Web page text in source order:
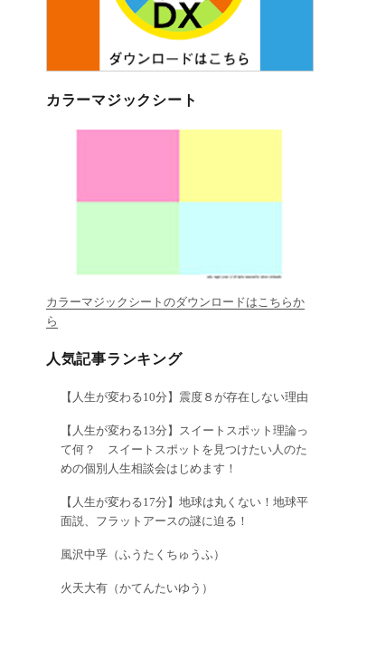
カラーマジックシート
カラーマジックシートのダウンロードはこちらか
ら
人気記事ランキング
【人生が変わる10分】震度８が存在しない理由
【人生が変わる13分】スイートスポット理論っ
て何？ スイートスポットを見つけたい人のた
めの個別人生相談会はじめます！
【人生が変わる17分】地球は丸くない！地球平
面説、フラットアースの謎に迫る！
風沢中孚（ふうたくちゅうふ）
火天大有（かてんたいゆう）